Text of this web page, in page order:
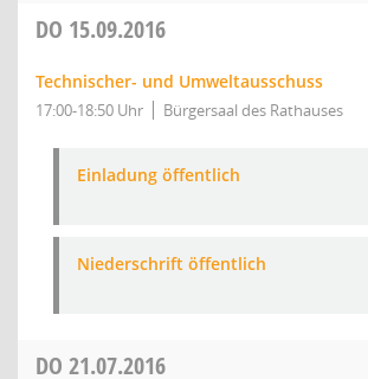
DO 15.09.2016
Technischer- und Umweltausschuss
17:00-18:50 Uhr Bürgersaal des Rathauses
Einladung öffentlich
Niederschrift öffentlich
DO 21.07.2016